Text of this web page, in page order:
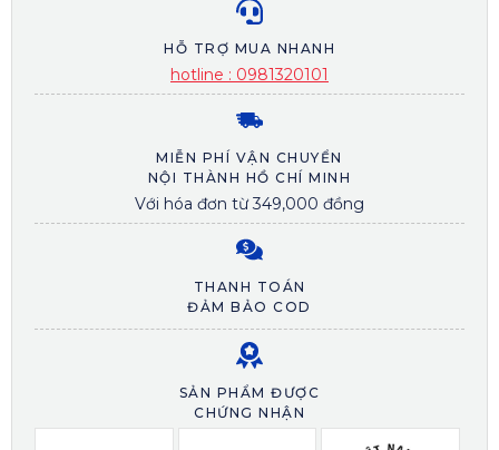
HỖ TRỢ MUA NHANH
hotline : 0981320101
MIỄN PHÍ VẬN CHUYỂN
NỘI THÀNH HỒ CHÍ MINH
Với hóa đơn từ 349,000 đồng
THANH TOÁN
ĐẢM BẢO COD
SẢN PHẨM ĐƯỢC
CHỨNG NHẬN